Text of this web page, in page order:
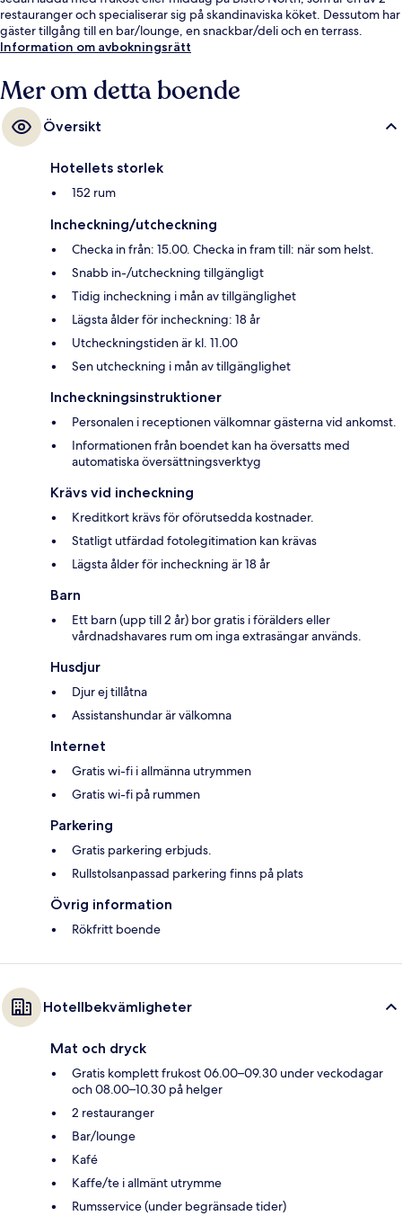
restauranger och specialiserar sig på skandinaviska köket. Dessutom har
gäster tillgång till en bar/lounge, en snackbar/deli och en terrass.
Information om avbokningsrätt
Mer om detta boende
Översikt
Hotellets storlek
152 rum
Incheckning/utcheckning
Checka in från: 15.00. Checka in fram till: när som helst.
Snabb in-/utcheckning tillgängligt
Tidig incheckning i mån av tillgänglighet
Lägsta ålder för incheckning: 18 år
Utcheckningstiden är kl. 11.00
Sen utcheckning i mån av tillgänglighet
Incheckningsinstruktioner
Personalen i receptionen välkomnar gästerna vid ankomst.
Informationen från boendet kan ha översatts med
automatiska översättningsverktyg
Krävs vid incheckning
Kreditkort krävs för oförutsedda kostnader.
Statligt utfärdad fotolegitimation kan krävas
Lägsta ålder för incheckning är 18 år
Barn
Ett barn (upp till 2 år) bor gratis i förälders eller
vårdnadshavares rum om inga extrasängar används.
Husdjur
Djur ej tillåtna
Assistanshundar är välkomna
Internet
Gratis wi-fi i allmänna utrymmen
Gratis wi-fi på rummen
Parkering
Gratis parkering erbjuds.
Rullstolsanpassad parkering finns på plats
Övrig information
Rökfritt boende
Hotellbekvämligheter
Mat och dryck
Gratis komplett frukost 06.00–09.30 under veckodagar
och 08.00–10.30 på helger
2 restauranger
Bar/lounge
Kafé
Kaffe/te i allmänt utrymme
Rumsservice (under begränsade tider)